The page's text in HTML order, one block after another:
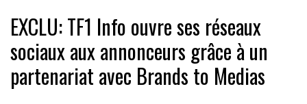
EXCLU: TF1 Info ouvre ses réseaux
sociaux aux annonceurs grâce à un
partenariat avec Brands to Medias